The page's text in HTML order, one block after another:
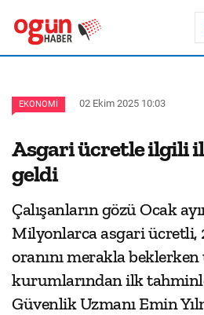
EKONOMI 02 Ekim 2025 10:03
Asgari ücretle ilgili
geldi
Çalışanların gözü Ocak
Milyonlarca asgari ücretli,
oranını merakla
kurumlarından ilk
Güvenlik Uzmanı Emin